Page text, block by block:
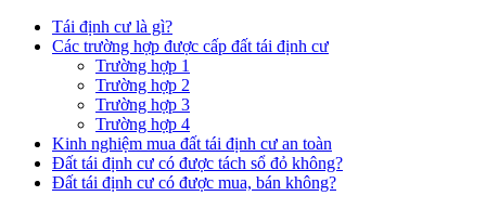
Tái định cư là gì?
Các trường hợp được cấp đất tái định cư
Trường hợp 1
Trường hợp 2
Trường hợp 3
Trường hợp 4
Kinh nghiệm mua đất tái định cư an toàn
Đất tái định cư có được tách sổ đỏ không?
Đất tái định cư có được mua, bán không?